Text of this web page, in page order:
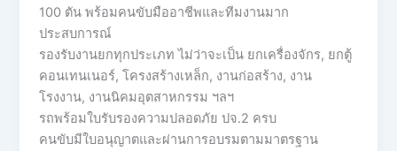
100 ตัน พร้อมคนขับมืออาชีพและทีมงานมาก
ประสบการณ์
รองรับงานยกทุกประเภท ไม่ว่าจะเป็น ยกเครื่องจักร, ยกตู้
คอนเทนเนอร์, โครงสร้างเหล็ก, งานก่อสร้าง, งาน
โรงงาน, งานนิคมอุตสาหกรรม ฯลฯ
รถพร้อมใบรับรองความปลอดภัย ปจ.2 ครบ
คนขับมีใบอนุญาตและผ่านการอบรมตามมาตรฐาน